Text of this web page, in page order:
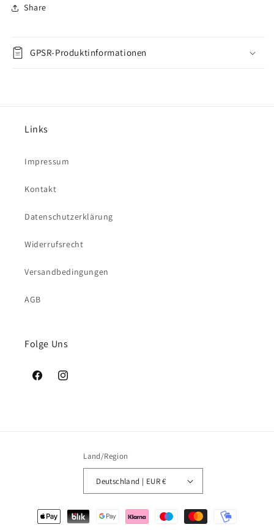
Share
GPSR-Produktinformationen
Links
Impressum
Kontakt
Datenschutzerklärung
Widerrufsrecht
Versandbedingungen
AGB
Folge Uns
FacebookInstagram
Land/Region
Deutschland | EUR €
Zahlungsmethoden